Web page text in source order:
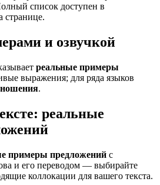
список доступен в
странице.
и озвучкой
реальные примеры
выражения; для ряда языков
.
реальные
примеры предложений с
и его переводом — выбирайте
коллокации для вашего текста.